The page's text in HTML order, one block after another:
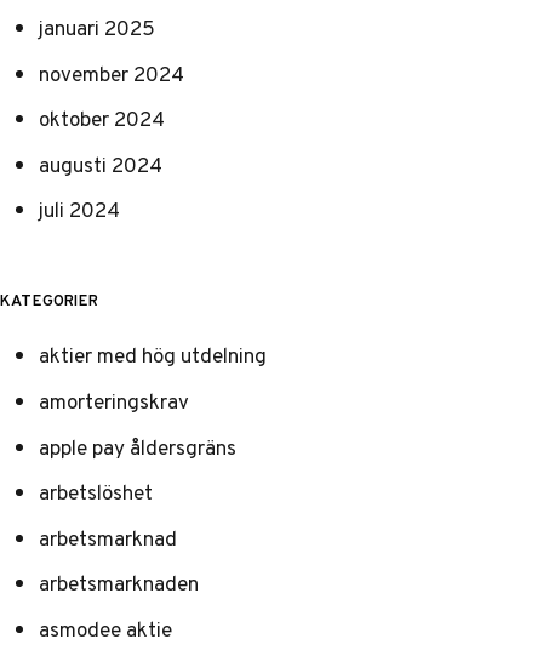
januari 2025
november 2024
oktober 2024
augusti 2024
juli 2024
KATEGORIER
aktier med hög utdelning
amorteringskrav
apple pay åldersgräns
arbetslöshet
arbetsmarknad
arbetsmarknaden
asmodee aktie